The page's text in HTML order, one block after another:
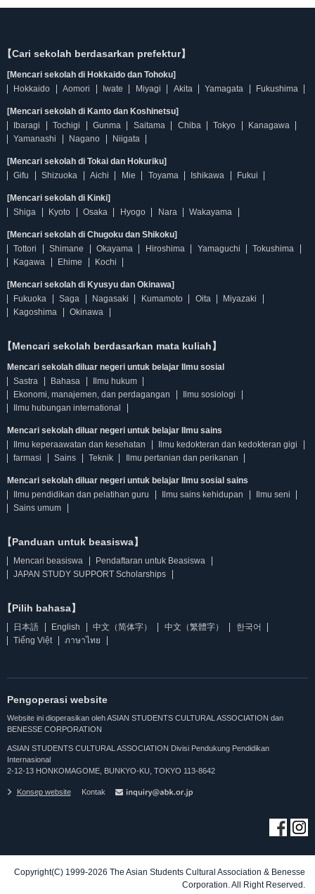
【Cari sekolah berdasarkan prefektur】
[Mencari sekolah di Hokkaido dan Tohoku]
Hokkaido
Aomori Iwate Miyagi Akita Yamagata Fukushima
[Mencari sekolah di Kanto dan Koshinetsu]
Ibaragi
Tochigi Gunma Saitama Chiba Tokyo
Kanagawa
Yamanashi
Nagano Niigata
[Mencari sekolah di Tokai dan Hokuriku]
Gifu
Shizuoka Aichi Mie Toyama Ishikawa Fukui
[Mencari sekolah di Kinki]
Shiga
Kyoto Osaka Hyogo Nara Wakayama
[Mencari sekolah di Chugoku dan Shikoku]
Tottori
Shimane Okayama Hiroshima Yamaguchi
Tokushima
Kagawa
Ehime Kochi
[Mencari sekolah di Kyusyu dan Okinawa]
Fukuoka
Saga Nagasaki Kumamoto Oita
Miyazaki
Kagoshima
Okinawa
【Mencari sekolah berdasarkan mata kuliah】
Mencari sekolah diluar negeri untuk belajar Ilmu sosial
Sastra
Bahasa
Ilmu hukum
Ekonomi, manajemen, dan perdagangan
Ilmu sosiologi
Ilmu hubungan international
Mencari sekolah diluar negeri untuk belajar Ilmu sains
Ilmu keperaawatan dan kesehatan
Ilmu kedokteran dan kedokteran gigi
farmasi
Sains Teknik Ilmu pertanian dan perikanan
Mencari sekolah diluar negeri untuk belajar Ilmu sosial sains
Ilmu pendidikan dan pelatihan guru
Ilmu sains kehidupan
Ilmu seni
Sains umum
【Panduan untuk beasiswa】
Mencari beasiswa
Pendaftaran untuk Beasiswa
JAPAN STUDY SUPPORT Scholarships
【Pilih bahasa】
日本語 English 中文（简体字） 中文（繁體字）
한국어
Tiếng Việt
ภาษาไทย
Pengoperasi website
Website ini dioperasikan oleh ASIAN STUDENTS CULTURAL ASSOCIATION dan
BENESSE CORPORATION
ASIAN STUDENTS CULTURAL ASSOCIATION Divisi Pendukung Pendidikan
Internasional
2-12-13 HONKOMAGOME, BUNKYO-KU, TOKYO 113-8642
Konsep website Kontak
Copyright(C) 1999-2026 The Asian Students Cultural Association & Benesse
Corporation. All Right Reserved.